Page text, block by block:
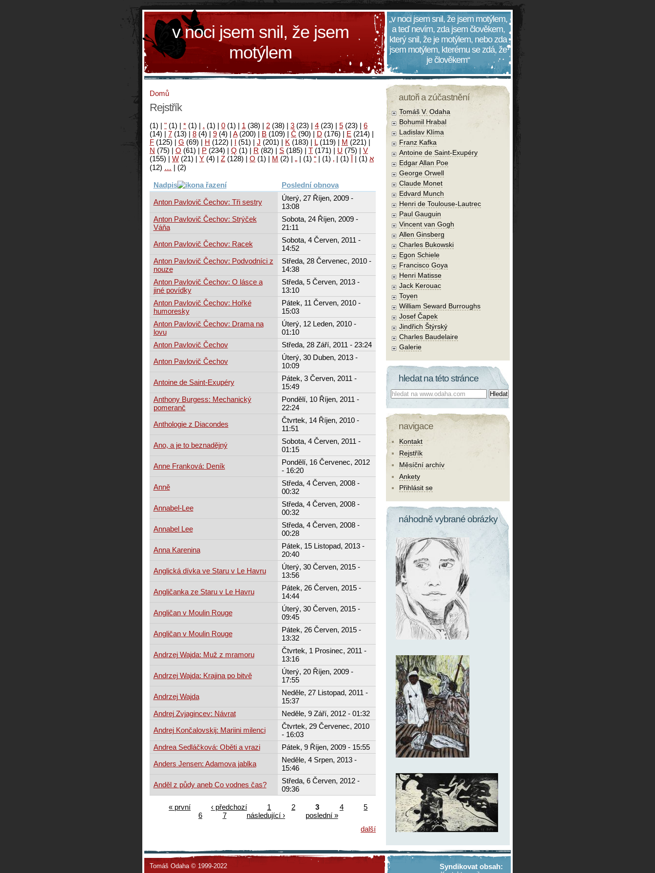
v noci jsem snil, že jsem
motýlem
„v noci jsem snil, že jsem motýlem,
a teď nevím, zda jsem člověkem,
který snil, že je motýlem, nebo zda
jsem motýlem, kterému se zdá, že
je člověkem“
Domů
Rejstřík
(1) | " (1) | * (1) | . (1) | 0 (1) | 1 (38) | 2 (38) | 3 (23) | 4 (23) | 5 (23) | 6
(14) | 7 (13) | 8 (4) | 9 (4) | A(200) | B (109) | Č (90) | D (176) | E (214) |
F (125) | G (69) | H (122) | I (51) | J (201) | K (183) | L(119) | M (221) |
N (75) | O (61) | P (234) | Q (1) | R (82) | S (185) | T (171) | U (75) | V
(155) | W (21) | Y (4) | Z (128) | Ο (1) | М (2) | א (1)
| آ (1)
|
‚
(1)
|
“
(1)
|
„
(2)
|
…
(12)
Nadpis Poslední obnova
Anton Pavlovič Čechov: Tři sestry
Úterý, 27 Říjen, 2009 -
13:08
Anton Pavlovič Čechov: Strýček
Váňa
Sobota, 24 Říjen, 2009 -
21:11
Anton Pavlovič Čechov: Racek
Sobota, 4 Červen, 2011 -
14:52
Anton Pavlovič Čechov: Podvodníci z
nouze
Středa, 28 Červenec, 2010 -
14:38
Anton Pavlovič Čechov: O lásce a
jiné povídky
Středa, 5 Červen, 2013 -
13:10
Anton Pavlovič Čechov: Hořké
humoresky
Pátek, 11 Červen, 2010 -
15:03
Anton Pavlovič Čechov: Drama na
lovu
Úterý, 12 Leden, 2010 -
01:10
Anton Pavlovič Čechov
Středa, 28 Září, 2011 - 23:24
Anton Pavlovič Čechov
Úterý, 30 Duben, 2013 -
10:09
Antoine de Saint-Exupéry
Pátek, 3 Červen, 2011 -
15:49
Anthony Burgess: Mechanický
pomeranč
Pondělí, 10 Říjen, 2011 -
22:24
Anthologie z Diacondes
Čtvrtek, 14 Říjen, 2010 -
11:51
Ano, a je to beznadějný
Sobota, 4 Červen, 2011 -
01:15
Anne Franková: Deník
Pondělí, 16 Červenec, 2012
- 16:20
Anně
Středa, 4 Červen, 2008 -
00:32
Annabel-Lee
Středa, 4 Červen, 2008 -
00:32
Annabel Lee
Středa, 4 Červen, 2008 -
00:28
Anna Karenina
Pátek, 15 Listopad, 2013 -
20:40
Anglická dívka ve Staru v Le Havru
Úterý, 30 Červen, 2015 -
13:56
Angličanka ze Staru v Le Havru
Pátek, 26 Červen, 2015 -
14:44
Angličan v Moulin Rouge
Úterý, 30 Červen, 2015 -
09:45
Angličan v Moulin Rouge
Pátek, 26 Červen, 2015 -
13:32
Andrzej Wajda: Muž z mramoru
Čtvrtek, 1 Prosinec, 2011 -
13:16
Andrzej Wajda: Krajina po bitvě
Úterý, 20 Říjen, 2009 -
17:55
Andrzej Wajda
Neděle, 27 Listopad, 2011 -
15:37
Andrej Zvjagincev: Návrat
Neděle, 9 Září, 2012 - 01:32
Andrej Končalovskij: Mariini milenci
Čtvrtek, 29 Červenec, 2010
- 16:03
Andrea Sedláčková: Oběti a vrazi
Pátek, 9 Říjen, 2009 - 15:55
Anders Jensen: Adamova jablka
Neděle, 4 Srpen, 2013 -
15:46
Anděl z půdy aneb Co vodnes čas?
Středa, 6 Červen, 2012 -
09:36
« první ‹ předchozí 1 2 3 4
5
6
7 následující ›
poslední »
další
autoři a zúčastnění
Tomáš V. Odaha
Bohumil Hrabal
Ladislav Klíma
Franz Kafka
Antoine de Saint-Exupéry
Edgar Allan Poe
George Orwell
Claude Monet
Edvard Munch
Henri de Toulouse-Lautrec
Paul Gauguin
Vincent van Gogh
Allen Ginsberg
Charles Bukowski
Egon Schiele
Francisco Goya
Henri Matisse
Jack Kerouac
Toyen
William Seward Burroughs
Josef Čapek
Jindřich Štýrský
Charles Baudelaire
Galerie
hledat na této stránce
Co hledat:
navigace
Kontakt
Rejstřík
Měsíční archív
Ankety
Přihlásit se
náhodně vybrané obrázky
Tomáš Odaha © 1999-2022 Syndikovat obsah: